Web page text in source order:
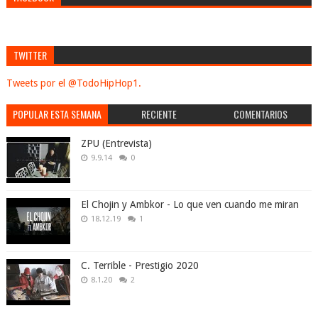
TWITTER
Tweets por el @TodoHipHop1.
POPULAR ESTA SEMANA RECIENTE COMENTARIOS
ZPU (Entrevista)
9.9.14 0
El Chojin y Ambkor - Lo que ven cuando me miran
18.12.19 1
C. Terrible - Prestigio 2020
8.1.20 2